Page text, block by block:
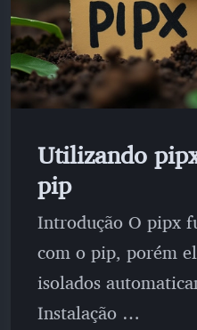
Utilizando
pip
Introdução O pipx
com o pip, porém
isolados
Instalação …